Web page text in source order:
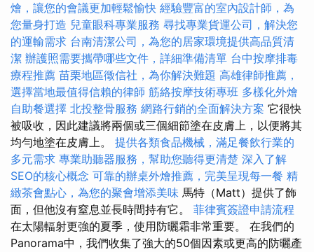
燴，讓您的會議更加輕鬆愉快 經驗豐富的室內設計師，為
您量身打造 兒童眼科專業服務 尋找專業貨運公司，解決您
的運輸需求 台南清潔公司，為您的居家環境提供高品質清
潔 辦護照需要攜帶哪些文件，詳細準備清單 台中按摩排毒
療程推薦 苗栗地區徵信社，為你解決難題 高雄律師推薦，
選擇當地最值得信賴的律師 筋絡按摩技術專班 多樣化外燴
自助餐選擇 北投整骨服務 網路行銷的全面解決方案 它很快
被吸收，因此建議將兩個或三個細節塗在皮膚上，以便將其
均勻地塗在皮膚上。 提供各類食品機械，滿足餐飲行業的
多元需求 專業助聽器服務，幫助您聽得更清楚 深入了解
SEO的核心概念 可靠的辦桌外燴推薦，完美呈現每一餐 精
緻茶會點心，為您的聚會增添美味 馬特（Matt）提供了飾
面，但他沒有窒息並長時間持有它。 菲律賓簽證申請流程
在太陽輻射更強的夏季，使用防曬霜非常重要。 在我們的
Panorama中，我們收集了強大的50個因素或更高的防曬產